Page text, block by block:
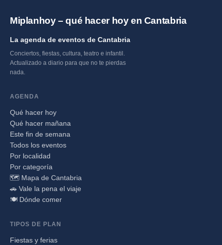
Miplanhoy – qué hacer hoy en Cantabria
La agenda de eventos de Cantabria
Conciertos, fiestas, cultura, teatro e infantil.
Actualizado a diario para que no te pierdas
nada.
AGENDA
Qué hacer hoy
Qué hacer mañana
Este fin de semana
Todos los eventos
Por localidad
Por categoría
🗺️ Mapa de Cantabria
🚗 Vale la pena el viaje
🍽️ Dónde comer
TIPOS DE PLAN
Fiestas y ferias